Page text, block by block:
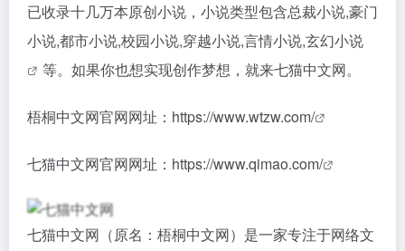
已收录十几万本原创小说，小说类型包含总裁小说,豪门
小说,都市小说,校园小说,穿越小说,言情小说,玄幻小说
等。如果你也想实现创作梦想，就来七猫中文网。
梧桐中文网官网网址： https://www.wtzw.com/
七猫中文网官网网址： https://www.qimao.com/
七猫中文网（原名：梧桐中文网）是一家专注于网络文